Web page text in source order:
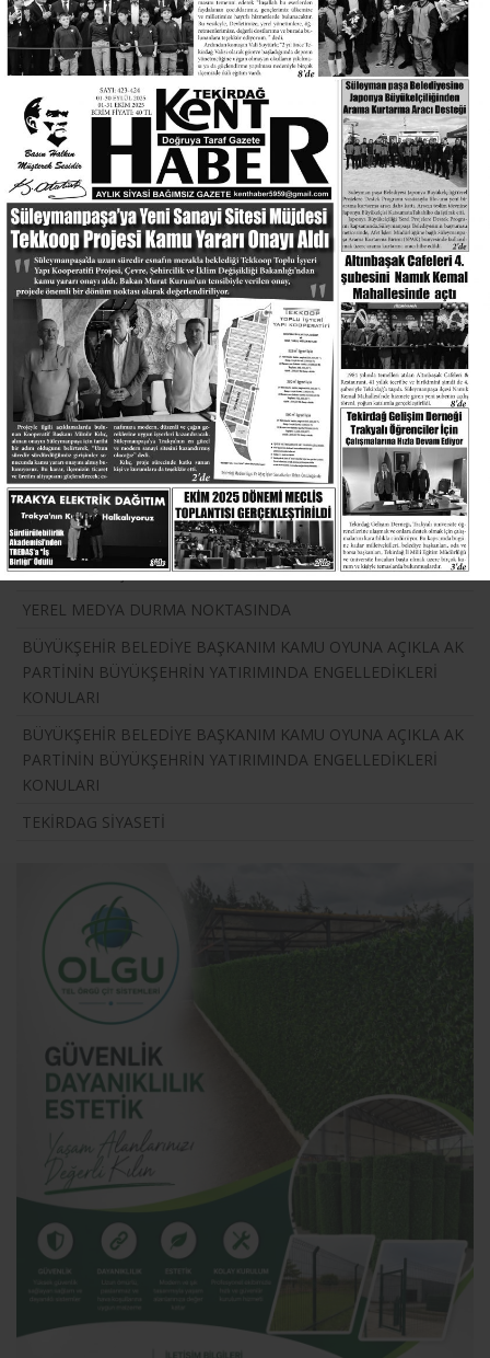
Tüm Dünyada ki Devletler insan oğlu ve hepimizin şapkasını önüne
koyup düşünme zamanı gelmiştir.
İnsan olmayı merhameti Allah’ın emrettiği şeyleri yapmayı ve bir çok
konularda kendimizi yenileme ve resetleyip yeniden kendimizi seçme
zamanımız geldi ve geçiyor.
Yayınlanma Tarihi :2020-04-29 03:06:28
Okunma Sayısı :5137
Mehmet Şen Diğer Yazıları
BÜROKRATLAR SEÇİLMİİŞLERİ YOK SAYAMAZSINIZ
TEKİRDAG ASLINDA SİYASETTE GÜÇLÜ
2019 Yerel Seçimleri ve TEKİRDAĞ
YEREL MEDYA DURMA NOKTASINDA
BÜYÜKŞEHİR BELEDİYE BAŞKANIM KAMU OYUNA AÇIKLA AK
PARTİNİN BÜYÜKŞEHRİN YATIRIMINDA ENGELLEDİKLERİ
KONULARI
BÜYÜKŞEHİR BELEDİYE BAŞKANIM KAMU OYUNA AÇIKLA AK
PARTİNİN BÜYÜKŞEHRİN YATIRIMINDA ENGELLEDİKLERİ
KONULARI
TEKİRDAG SİYASETİ